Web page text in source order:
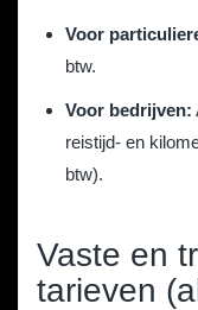
Voor
btw.
Voor bedrijven:
reistijd- en
btw).
Vaste en
tarieven